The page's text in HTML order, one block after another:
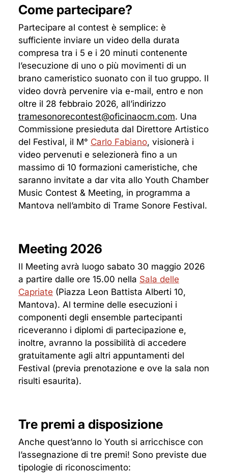
Come partecipare?
Partecipare al contest è semplice: è
sufficiente inviare un video della durata
compresa tra i 5 e i 20 minuti contenente
l’esecuzione di uno o più movimenti di un
brano cameristico suonato con il tuo gruppo. Il
video dovrà pervenire via e-mail, entro e non
oltre il 28 febbraio 2026, all’indirizzo
tramesonorecontest@oficinaocm.com. Una
Commissione presieduta dal Direttore Artistico
del Festival, il M° Carlo Fabiano, visionerà i
video pervenuti e selezionerà fino a un
massimo di 10 formazioni cameristiche, che
saranno invitate a dar vita allo Youth Chamber
Music Contest & Meeting, in programma a
Mantova nell’ambito di Trame Sonore Festival.
Meeting 2026
Il Meeting avrà luogo sabato 30 maggio 2026
a partire dalle ore 15.00 nella Sala delle
Capriate (Piazza Leon Battista Alberti 10,
Mantova). Al termine delle esecuzioni i
componenti degli ensemble partecipanti
riceveranno i diplomi di partecipazione e,
inoltre, avranno la possibilità di accedere
gratuitamente agli altri appuntamenti del
Festival (previa prenotazione e ove la sala non
risulti esaurita).
Tre premi a disposizione
Anche quest’anno lo Youth si arricchisce con
l’assegnazione di tre premi! Sono previste due
tipologie di riconoscimento: